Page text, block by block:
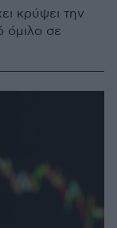
κρύψει την
όμιλο σε